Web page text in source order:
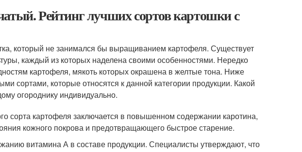
Рейтинг лучших сортов картошки с
который не занимался бы выращиванием картофеля. Существует
каждый из которых наделена своими особенностями. Нередко
картофеля, мякоть которых окрашена в желтые тона. Ниже
сортами, которые относятся к данной категории продукции. Какой
огороднику индивидуально.
сорта картофеля заключается в повышенном содержании каротина,
кожного покрова и предотвращающего быстрое старение.
витамина А в составе продукции. Специалисты утверждают, что